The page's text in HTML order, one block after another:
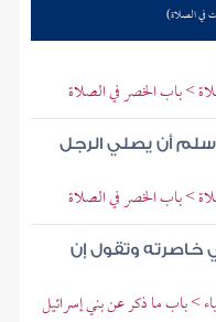
في الصلاة)
> باب الخصر في الصلاة
أن يصلي الرجل
> باب الخصر في الصلاة
خاصرته وتقول إن
> باب ما ذكر عن بني إسرائيل